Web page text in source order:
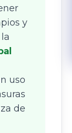
y
uso
de